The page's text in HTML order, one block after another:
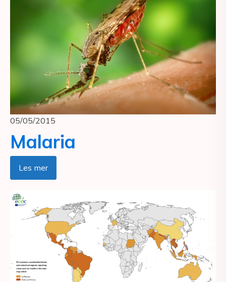
05/05/2015
Malaria
Les mer